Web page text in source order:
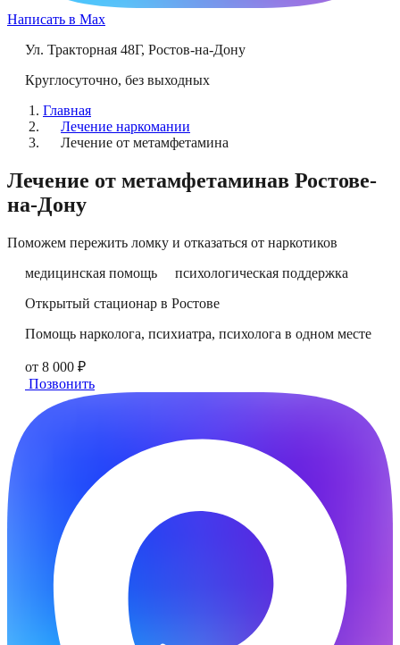
Написать в Max
Ул. Тракторная 48Г, Ростов-на-Дону
Круглосуточно, без выходных
Главная
Лечение наркомании
Лечение от метамфетамина
Лечение от метамфетаминав Ростове-
на-Дону
Поможем пережить ломку и отказаться от наркотиков
медицинская помощь
психологическая поддержка
Открытый стационар в Ростове
Помощь нарколога, психиатра, психолога в одном месте
от 8 000 ₽
Позвонить